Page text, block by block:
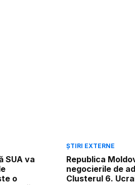
SUA va
o
ȘTIRI EXTERNE
Republica
negocierile de
Clusterul 6.